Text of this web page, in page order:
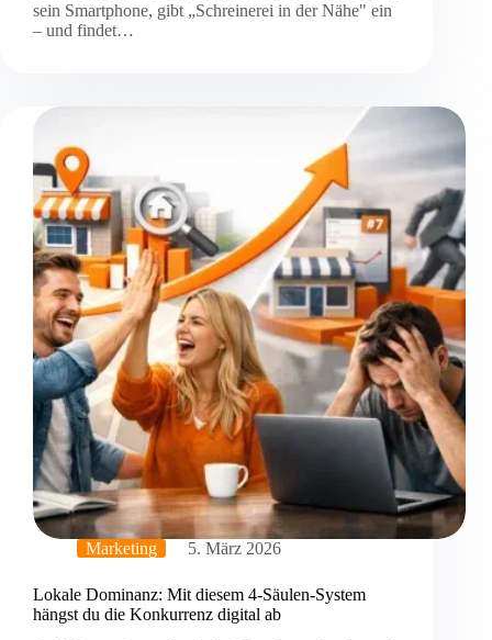
sein Smartphone, gibt „Schreinerei in der Nähe" ein
– und findet…
Marketing 5. März 2026
Lokale Dominanz: Mit diesem 4-Säulen-System
hängst du die Konkurrenz digital ab